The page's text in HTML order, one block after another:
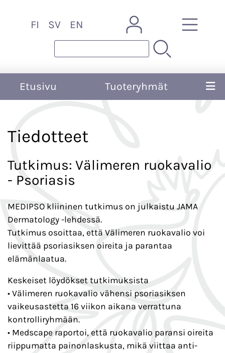
FI SV EN
Etusivu Tuoteryhmät
Tiedotteet
Tutkimus: Välimeren ruokavalio
- Psoriasis
MEDIPSO kliininen tutkimus on julkaistu JAMA
Dermatology -lehdessä.
Tutkimus osoittaa, että Välimeren ruokavalio voi
lievittää psoriasiksen oireita ja parantaa
elämänlaatua.
Keskeiset löydökset tutkimuksista
• Välimeren ruokavalio vähensi psoriasiksen
vaikeusastetta 16 viikon aikana verrattuna
kontrolliryhmään.
• Medscape raportoi, että ruokavalio paransi oireita
riippumatta painonlaskusta, mikä viittaa anti-